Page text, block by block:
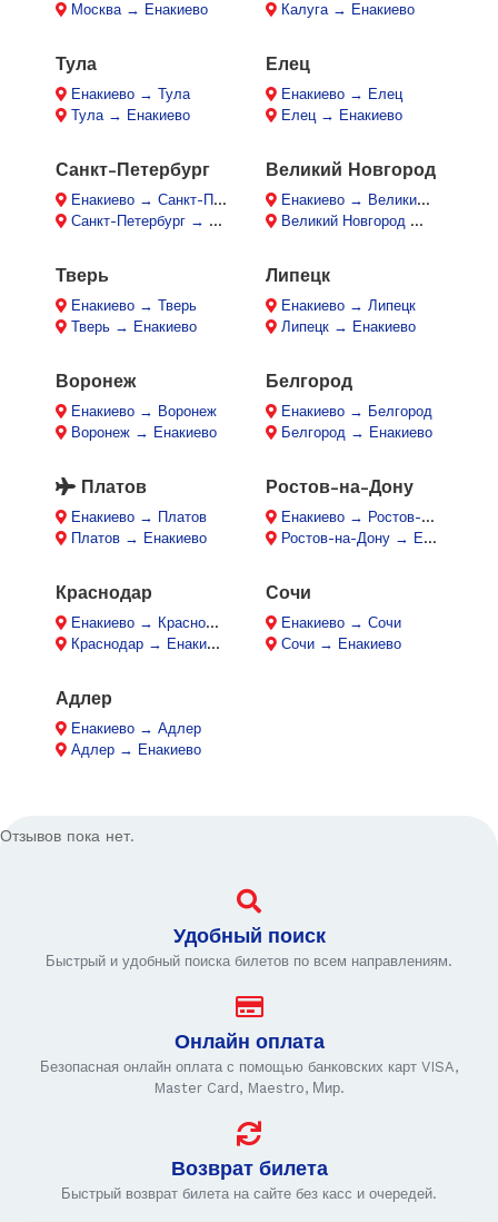
Москва → Енакиево
Калуга → Енакиево
Тула
Енакиево → Тула
Тула → Енакиево
Елец
Енакиево → Елец
Елец → Енакиево
Санкт-Петербург
Енакиево → Санкт-Петербург
Санкт-Петербург → Енакиево
Великий Новгород
Енакиево → Великий Новгород
Великий Новгород → Енакиево
Тверь
Енакиево → Тверь
Тверь → Енакиево
Липецк
Енакиево → Липецк
Липецк → Енакиево
Воронеж
Енакиево → Воронеж
Воронеж → Енакиево
Белгород
Енакиево → Белгород
Белгород → Енакиево
Платов
Енакиево → Платов
Платов → Енакиево
Ростов-на-Дону
Енакиево → Ростов-на-Дону
Ростов-на-Дону → Енакиево
Краснодар
Енакиево → Краснодар
Краснодар → Енакиево
Сочи
Енакиево → Сочи
Сочи → Енакиево
Адлер
Енакиево → Адлер
Адлер → Енакиево
Отзывов пока нет.
Удобный поиск
Быстрый и удобный поиска билетов по всем направлениям.
Онлайн оплата
Безопасная онлайн оплата с помощью банковских карт VISA,
Master Card, Maestro, Мир.
Возврат билета
Быстрый возврат билета на сайте без касс и очередей.